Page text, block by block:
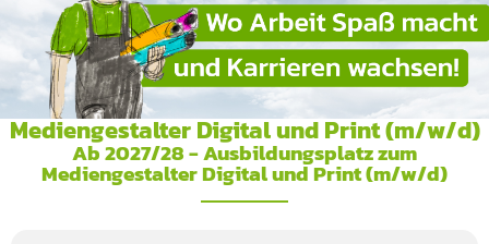
Mediengestalter Digital und Print (m/w/d)
Ab 2027/28 - Ausbildungsplatz zum
Mediengestalter Digital und Print (m/w/d)